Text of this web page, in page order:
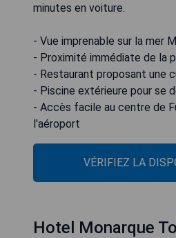
minutes en voiture.
- Vue imprenable sur la mer
- Proximité immédiate de la
- Restaurant proposant une
- Piscine extérieure pour se
- Accès facile au centre de
l'aéroport
VÉRIFIEZ LA
Hotel Monarque